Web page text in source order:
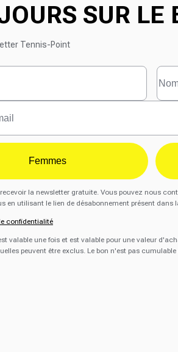
SUR LE
Tennis-Point
Femmes
la newsletter gratuite. Vous pouvez nous
en utilisant le lien de désabonnement présent dans
confidentialité
valable une fois et est valable pour une valeur
peuvent être exclus. Le bon n'est pas